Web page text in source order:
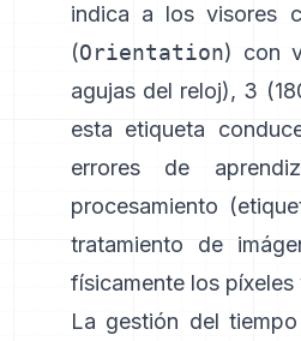
indica a los visores
(Orientation) con
agujas del reloj), 3
esta etiqueta
errores de
procesamiento (
tratamiento de
físicamente los
La gestión del